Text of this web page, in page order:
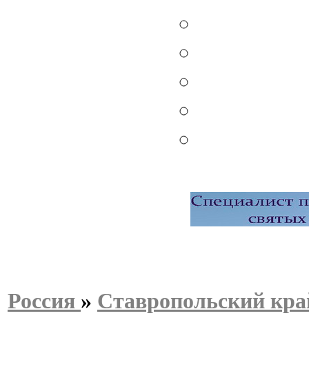
Россия » Ставропольский